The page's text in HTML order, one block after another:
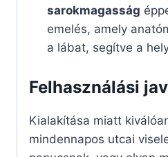
sarokmagasság
emelés, amely
a lábat, segítve a
Felhasználási
Kialakítása miatt
mindennapos utcai